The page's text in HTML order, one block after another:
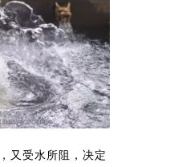
又受水所阻，决定